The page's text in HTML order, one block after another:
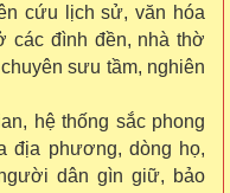
cứu lịch sử, văn hóa
các đình đền, nhà thờ
sưu tầm, nghiên
hệ thống sắc phong
địa phương, dòng họ,
dân gìn giữ, bảo